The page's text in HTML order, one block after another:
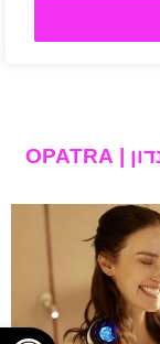
משרות פנויות בחברת אופטרה לונדון | OPATRA